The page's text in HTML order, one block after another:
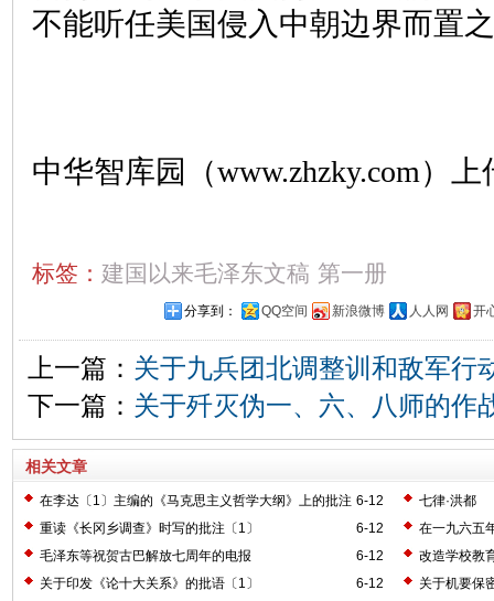
不能听任美国侵入中朝边界而置
中华智库园（www.zhzky.com）上
标签： 建国以来毛泽东文稿 第一册
分享到： QQ空间 新浪微博 人人网 开
上一篇： 关于九兵团北调整训和敌军行
下一篇： 关于歼灭伪一、六、八师的作
相关文章
6-12
在李达〔1〕主编的《马克思主义哲学大纲》上的批注
〔2〕
七律·洪都
6-12
重读《长冈乡调查》时写的批注〔1〕
在一九六五
6-12
毛泽东等祝贺古巴解放七周年的电报
改造学校教
6-12
关于印发《论十大关系》的批语〔1〕
关于机要保